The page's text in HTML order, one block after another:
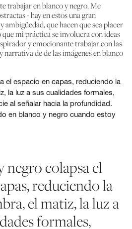
trabajar en blanco y negro. Me
- hay en estos una gran
ambigüedad, que hacen que sea placer
mi práctica se involucra con ideas
y emocionante trabajar con las
de de las imágenes en blanco
el espacio en capas, reduciendo la
la luz a sus cualidades formales,
al señalar hacia la profundidad.
en blanco y negro cuando estoy
negro colapsa el
reduciendo la
el matiz, la luz a
formales,